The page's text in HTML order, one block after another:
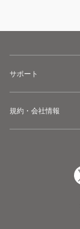
サポート
規約・会社情報